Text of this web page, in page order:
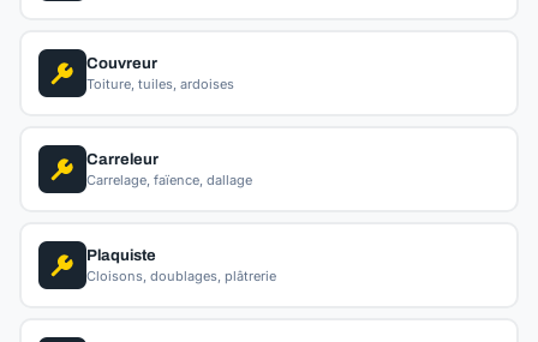
Couvreur
Toiture, tuiles, ardoises
Carreleur
Carrelage, faïence, dallage
Plaquiste
Cloisons, doublages, plâtrerie